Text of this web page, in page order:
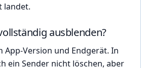
landet.
ausblenden?
App-Version und Endgerät. In
ein Sender nicht löschen, aber